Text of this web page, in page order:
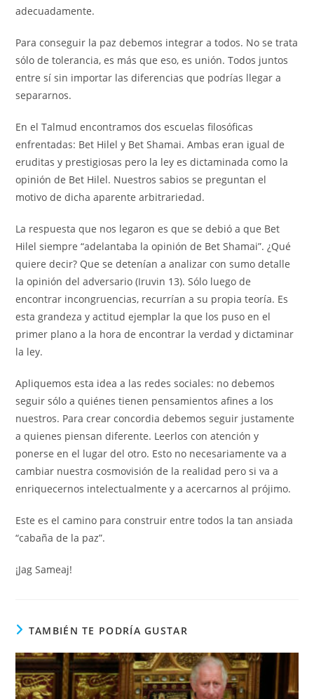
adecuadamente.
Para conseguir la paz debemos integrar a todos. No se trata
sólo de tolerancia, es más que eso, es unión. Todos juntos
entre sí sin importar las diferencias que podrías llegar a
separarnos.
En el Talmud encontramos dos escuelas filosóficas
enfrentadas: Bet Hilel y Bet Shamai. Ambas eran igual de
eruditas y prestigiosas pero la ley es dictaminada como la
opinión de Bet Hilel. Nuestros sabios se preguntan el
motivo de dicha aparente arbitrariedad.
La respuesta que nos legaron es que se debió a que Bet
Hilel siempre “adelantaba la opinión de Bet Shamai”. ¿Qué
quiere decir? Que se detenían a analizar con sumo detalle
la opinión del adversario (Iruvin 13). Sólo luego de
encontrar incongruencias, recurrían a su propia teoría. Es
esta grandeza y actitud ejemplar la que los puso en el
primer plano a la hora de encontrar la verdad y dictaminar
la ley.
Apliquemos esta idea a las redes sociales: no debemos
seguir sólo a quiénes tienen pensamientos afines a los
nuestros. Para crear concordia debemos seguir justamente
a quienes piensan diferente. Leerlos con atención y
ponerse en el lugar del otro. Esto no necesariamente va a
cambiar nuestra cosmovisión de la realidad pero si va a
enriquecernos intelectualmente y a acercarnos al prójimo.
Este es el camino para construir entre todos la tan ansiada
“cabaña de la paz”.
¡Jag Sameaj!
TAMBIÉN TE PODRÍA GUSTAR